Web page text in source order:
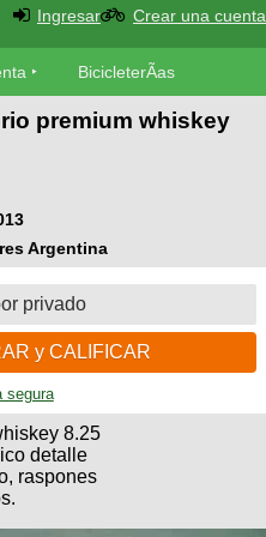
Ingresar Crear una cuenta
BicicleterÃ­as
premium whiskey
Argentina
privado
y CALIFICAR
segura
8.25
detalle
raspones